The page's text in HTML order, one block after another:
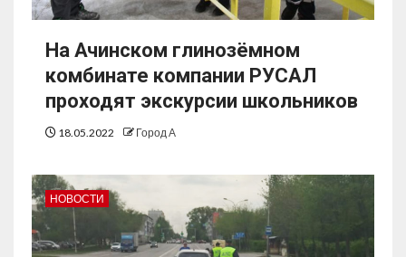
На Ачинском глинозёмном
комбинате компании РУСАЛ
проходят экскурсии школьников
18.05.2022 Город А
НОВОСТИ